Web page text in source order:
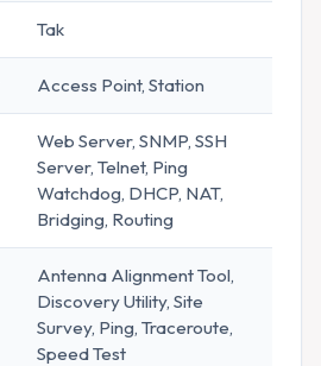
Tak
Access Point, Station
Web Server, SNMP, SSH
Server, Telnet, Ping
Watchdog, DHCP, NAT,
Bridging, Routing
Antenna Alignment Tool,
Discovery Utility, Site
Survey, Ping, Traceroute,
Speed Test